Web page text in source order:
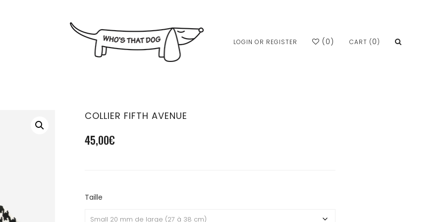
CART (0)
( 0 )
LOGIN OR REGISTER
COLLIER FIFTH AVENUE
45,00€
Taille